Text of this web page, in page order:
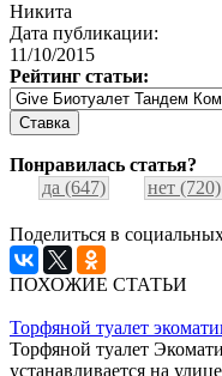
Никита
Дата публикации:
11/10/2015
Рейтинг статьи:
Понравилась статья?
да (647)
нет (720)
Поделиться в
ПОХОЖИЕ СТАТЬИ
Торфяной туалет
Торфяной туалет
устанавливается на